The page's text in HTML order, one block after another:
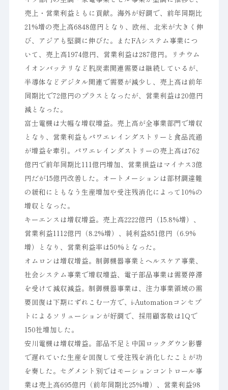
売上・営業利益ともに貢献。海外が好調で、前年同期比
21%増の売上高6848億円となり、欧州、北米が大きく伸
び、アジアも堅調に伸びた。またFAシステム事業につ
いて、売上高1974億円、営業利益は287億円。リチウム
イオンバッテリなど脱炭素関連需要は継続しているが、
半導体などデジタル関連で需要が減少し、売上高は前年
同期比で72億円のプラスとなったが、営業利益は20億円
減となった。
富士電機は大幅な増収増益。売上高が全事業部門で増収
となり、営業利益もパワエレインダストリーと食品流通
が増益を牽引。パワエレインダストリーの売上高は762
億円で前年同期比111億円増加、営業損益はマイナス3億
円だが15億円改善した。オートメーションは部材調達難
の緩和にともなう生産増加や受注残消化によって10%の
増収となった。
キーエンスは増収増益。売上高2222億円（15.8%増）、
営業利益1112億円（8.2%増）、純利益851億円（6.9%
増）となり、営業利益率は50%となった。
オムロンは増収増益。制御機器事業とヘルスケア事業、
社会システム事業で増収増益、電子部品事業は需要停滞
を受けて減収減益。制御機器事業は、注力事業領域の需
要回復は下期にずれこむ一方で、i-Automationコンセプ
トによるソリューションが好調で、採用顧客数は1Qで
150社増加した。
安川電機は増収増益。部品不足と中国ロックダウン影響
で遅れていた生産を回復して受注残を消化したことが功
を奏した。セグメント別ではモーションコントロール事
業は売上高695億円（前年同期比25%増）、営業利益98